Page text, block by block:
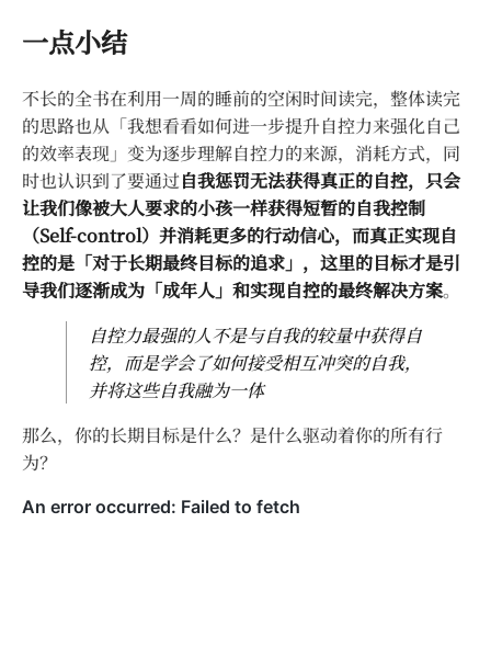
一点小结
不长的全书在利用一周的睡前的空闲时间读完，整体读完
的思路也从「我想看看如何进一步提升自控力来强化自己
的效率表现」变为逐步理解自控力的来源，消耗方式，同
时也认识到了要通过自我惩罚无法获得真正的自控，只会
让我们像被大人要求的小孩一样获得短暂的自我控制
（Self-control）并消耗更多的行动信心，而真正实现自
控的是「对于长期最终目标的追求」，这里的目标才是引
导我们逐渐成为「成年人」和实现自控的最终解决方案。
自控力最强的人不是与自我的较量中获得自
控，而是学会了如何接受相互冲突的自我，
并将这些自我融为一体
那么，你的长期目标是什么？是什么驱动着你的所有行
为？